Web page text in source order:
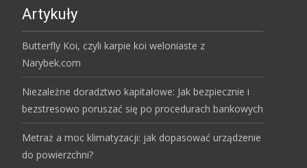
Artykuły
Butterfly Koi, czyli karpie koi weloniaste z
Narybek.com
Niezależne doradztwo kapitałowe: Jak bezpiecznie i
bezstresowo poruszać się po procedurach bankowych
Metraż a moc klimatyzacji: jak dopasować urządzenie
do powierzchni?